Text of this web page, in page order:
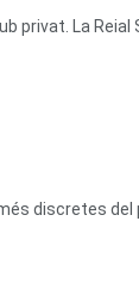
privat. La Reial
discretes